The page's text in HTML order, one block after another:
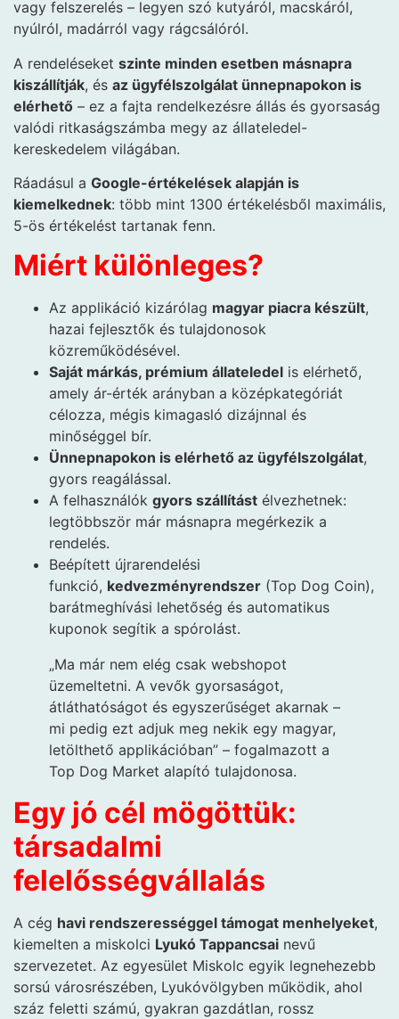
vagy felszerelés – legyen szó kutyáról, macskáról,
nyúlról, madárról vagy rágcsálóról.
A rendeléseket szinte minden esetben másnapra
kiszállítják, és az ügyfélszolgálat ünnepnapokon is
elérhető – ez a fajta rendelkezésre állás és gyorsaság
valódi ritkaságszámba megy az állateledel-
kereskedelem világában.
Ráadásul a Google-értékelések alapján is
kiemelkednek: több mint 1300 értékelésből maximális,
5-ös értékelést tartanak fenn.
Miért különleges?
Az applikáció kizárólag magyar piacra készült,
hazai fejlesztők és tulajdonosok
közreműködésével.
Saját márkás, prémium állateledel is elérhető,
amely ár-érték arányban a középkategóriát
célozza, mégis kimagasló dizájnnal és
minőséggel bír.
Ünnepnapokon is elérhető az ügyfélszolgálat,
gyors reagálással.
A felhasználók gyors szállítást élvezhetnek:
legtöbbször már másnapra megérkezik a
rendelés.
Beépített újrarendelési
funkció, kedvezményrendszer (Top Dog Coin),
barátmeghívási lehetőség és automatikus
kuponok segítik a spórolást.
„Ma már nem elég csak webshopot
üzemeltetni. A vevők gyorsaságot,
átláthatóságot és egyszerűséget akarnak –
mi pedig ezt adjuk meg nekik egy magyar,
letölthető applikációban” – fogalmazott a
Top Dog Market alapító tulajdonosa.
Egy jó cél mögöttük:
társadalmi
felelősségvállalás
A cég havi rendszerességgel támogat menhelyeket,
kiemelten a miskolci Lyukó Tappancsai nevű
szervezetet. Az egyesület Miskolc egyik legnehezebb
sorsú városrészében, Lyukóvölgyben működik, ahol
száz feletti számú, gyakran gazdátlan, rossz